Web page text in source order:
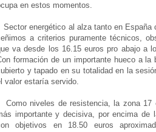
en estos momentos.
Sector energético al alza tanto en España
a criterios puramente técnicos,
va desde los 16.15 euros pro abajo a
formación de un importante hueco a
y tapado en su totalidad en la
valor estaría servido.
Como niveles de resistencia, la zona 17
importante y decisiva, por encima
objetivos en 18.50 euros